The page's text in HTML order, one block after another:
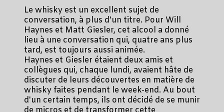
Le whisky est un excellent sujet de
conversation, à plus d'un titre. Pour Will
Haynes et Matt Giesler, cet alcool a donné
lieu à une conversation qui, quatre ans plus
tard, est toujours aussi animée.
Haynes et Giesler étaient deux amis et
collègues qui, chaque lundi, avaient hâte de
discuter de leurs découvertes en matière de
whisky faites pendant le week-end. Au bout
d'un certain temps, ils ont décidé de se munir